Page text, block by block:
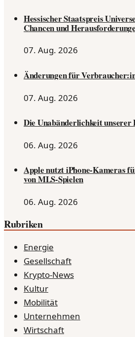
Hessischer Staatspreis
Chancen und
07. Aug. 2026
Änderungen für
07. Aug. 2026
Die Unabänderlichkeit unserer
06. Aug. 2026
Apple nutzt iPhone-Kameras
von MLS-Spielen
06. Aug. 2026
Rubriken
Energie
Gesellschaft
Krypto-News
Kultur
Mobilität
Unternehmen
Wirtschaft